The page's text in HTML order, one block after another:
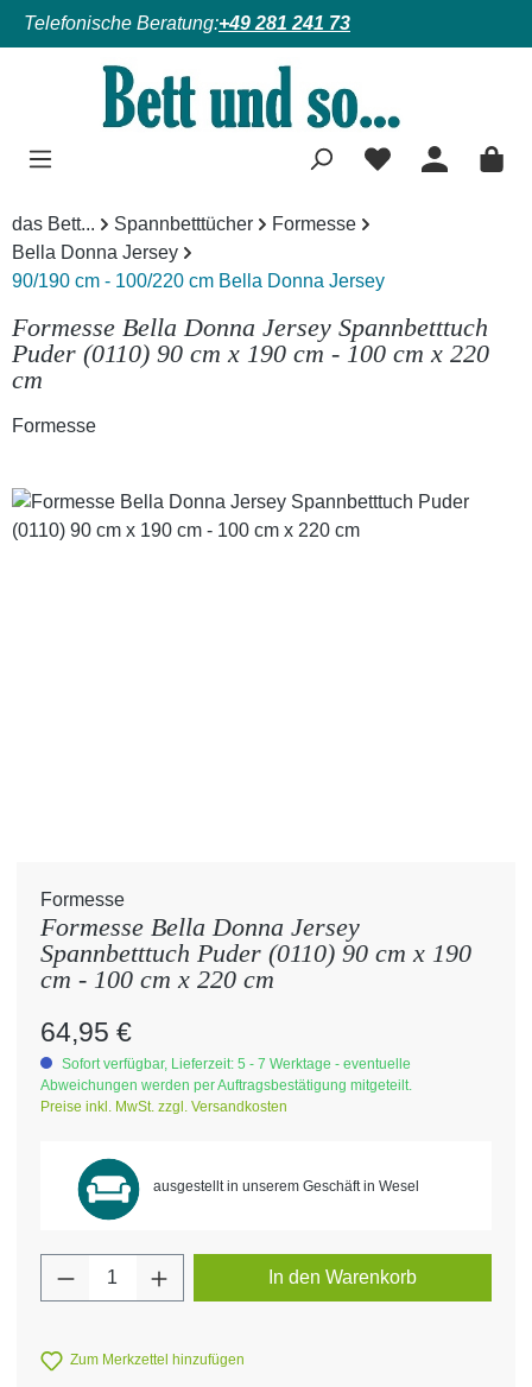
Zum Hauptinhalt springen
Telefonische Beratung:+49 281 241 73
das Bett... Spannbetttücher
Formesse
Bella Donna Jersey
90/190 cm - 100/220 cm Bella Donna Jersey
Formesse Bella Donna Jersey Spannbetttuch
Puder (0110) 90 cm x 190 cm - 100 cm x 220
cm
Formesse
Bildergalerie überspringen
Formesse
Formesse Bella Donna Jersey
Spannbetttuch Puder (0110) 90 cm x 190
cm - 100 cm x 220 cm
Regulärer Preis:
64,95 €
Sofort verfügbar, Lieferzeit: 5 - 7 Werktage - eventuelle
Abweichungen werden per Auftragsbestätigung mitgeteilt.
Preise inkl. MwSt. zzgl. Versandkosten
ausgestellt in unserem Geschäft in Wesel
Produkt Anzahl: Gib den gewünschten
In den Warenkorb
Zum Merkzettel hinzufügen